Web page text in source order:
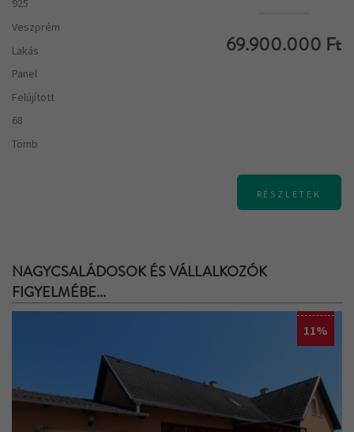
925
Veszprém
Lakás
Panel
Felújított
68
Tömb
69.900.000 Ft
RÉSZLETEK
NAGYCSALÁDOSOK ÉS VÁLLALKOZÓK
FIGYELMÉBE...
11%